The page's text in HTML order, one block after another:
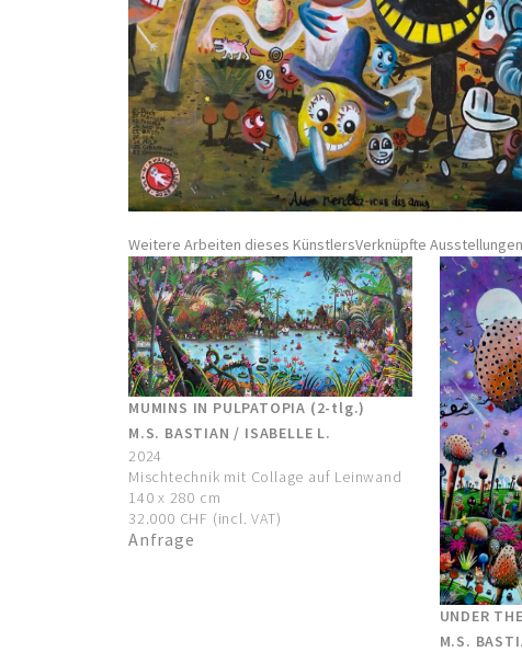
Weitere Arbeiten dieses KünstlersVerknüpfte Ausstellungen
MUMINS IN PULPATOPIA (2-tlg.)
M.S. BASTIAN / ISABELLE L.
2024
Mischtechnik mit Collage auf Leinwand
140 x 280 cm
32.000 CHF (incl. VAT)
Anfrage
UNDER
M.S.